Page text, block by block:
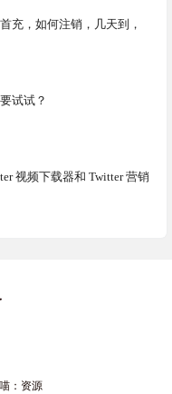
充，如何注销，几天到，
试试？
视频下载器和 Twitter 营销
：资源